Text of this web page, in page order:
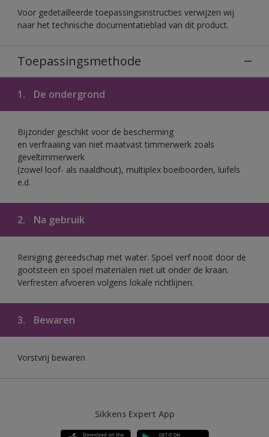
Voor gedetailleerde toepassingsinstructies verwijzen wij
naar het technische documentatieblad van dit product.
Toepassingsmethode
1. De ondergrond
Bijzonder geschikt voor de bescherming
en verfraaiing van niet maatvast timmerwerk zoals
geveltimmerwerk
(zowel loof- als naaldhout), multiplex boeiboorden, luifels
e.d.
2. Na gebruik
Reiniging gereedschap met water. Spoel verf nooit door de
gootsteen en spoel materialen niet uit onder de kraan.
Verfresten afvoeren volgens lokale richtlijnen.
3. Bewaren
Vorstvrij bewaren
Sikkens Expert App